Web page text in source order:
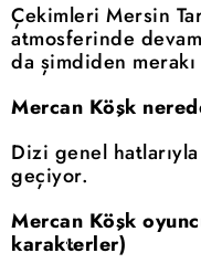
Çekimleri Mersin
atmosferinde
da şimdiden
Mercan Köşk
Dizi genel
geçiyor.
Mercan Köşk
karakterler)